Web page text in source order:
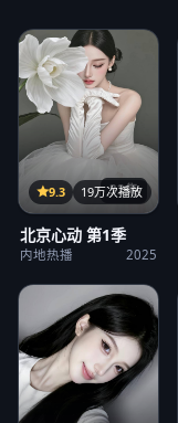
32集
9.3 19万次播放
北京心动 第1季
内地热播 2025